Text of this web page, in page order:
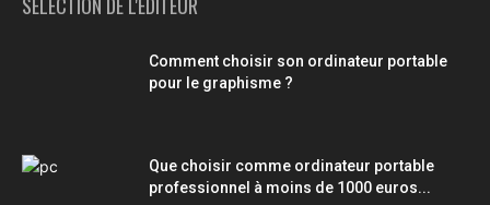
SÉLECTION DE L'EDITEUR
Comment choisir son ordinateur portable
pour le graphisme ?
Que choisir comme ordinateur portable
professionnel à moins de 1000 euros...